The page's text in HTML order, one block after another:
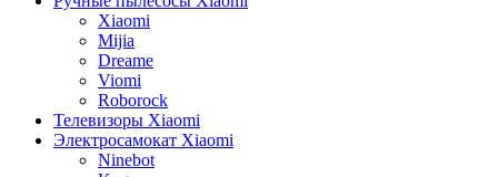
Xiaomi
Mijia
Dreame
Viomi
Roborock
Телевизоры Xiaomi
Электросамокат Xiaomi
Ninebot